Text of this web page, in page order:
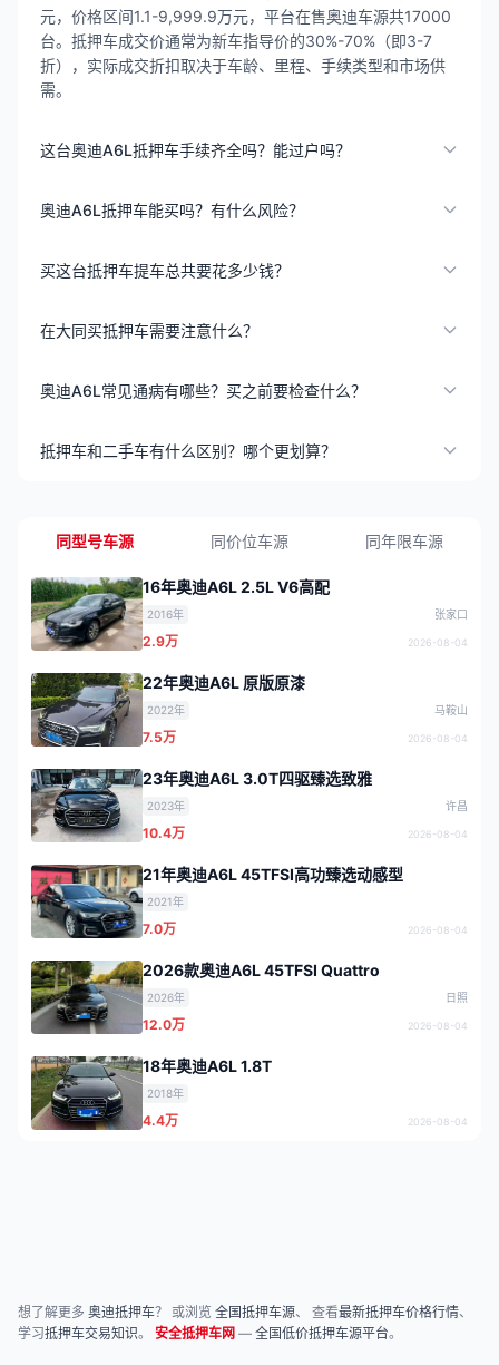
元，价格区间1.1-9,999.9万元，平台在售奥迪车源共17000
台。抵押车成交价通常为新车指导价的30%-70%（即3-7
折），实际成交折扣取决于车龄、里程、手续类型和市场供
需。
这台奥迪A6L抵押车手续齐全吗？能过户吗？
奥迪A6L抵押车能买吗？有什么风险？
买这台抵押车提车总共要花多少钱？
在大同买抵押车需要注意什么？
奥迪A6L常见通病有哪些？买之前要检查什么？
抵押车和二手车有什么区别？哪个更划算？
同型号车源 同价位车源 同年限车源
16年奥迪A6L 2.5L V6高配
2016年 张家口
2.9万 2026-08-04
22年奥迪A6L 原版原漆
2022年 马鞍山
7.5万 2026-08-04
23年奥迪A6L 3.0T四驱臻选致雅
2023年 许昌
10.4万 2026-08-04
21年奥迪A6L 45TFSI高功臻选动感型
2021年
7.0万 2026-08-04
2026款奥迪A6L 45TFSI Quattro
2026年 日照
12.0万 2026-08-04
18年奥迪A6L 1.8T
2018年
4.4万 2026-08-04
想了解更多 奥迪抵押车？ 或浏览 全国抵押车源、 查看最新抵押车价格行情、
学习抵押车交易知识。 安全抵押车网 — 全国低价抵押车源平台。